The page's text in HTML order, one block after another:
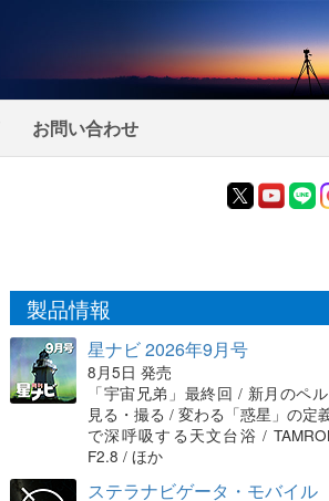
お問い合わせ
製品情報
星ナビ 2026年9月号
8月5日 発売
「宇宙兄弟」最終回 / 新月のペ
見る・撮る / 変わる「惑星」の定
で深呼吸する天文台浴 /
F2.8 / ほか
ステラナビゲータ・モバイル